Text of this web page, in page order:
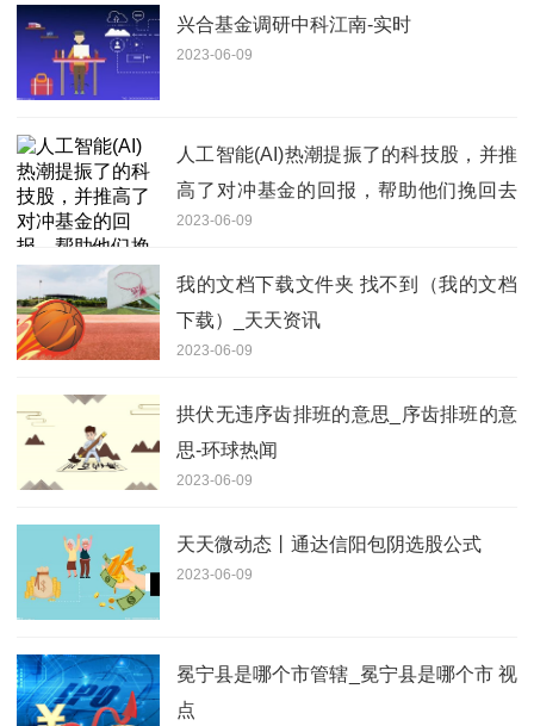
兴合基金调研中科江南-实时
2023-06-09
人工智能(AI)热潮提振了的科技股，并推
高了对冲基金的回报，帮助他们挽回去
年的损失-世界快报
2023-06-09
我的文档下载文件夹 找不到（我的文档
下载）_天天资讯
2023-06-09
拱伏无违序齿排班的意思_序齿排班的意
思-环球热闻
2023-06-09
天天微动态丨通达信阳包阴选股公式
2023-06-09
冕宁县是哪个市管辖_冕宁县是哪个市 视
点